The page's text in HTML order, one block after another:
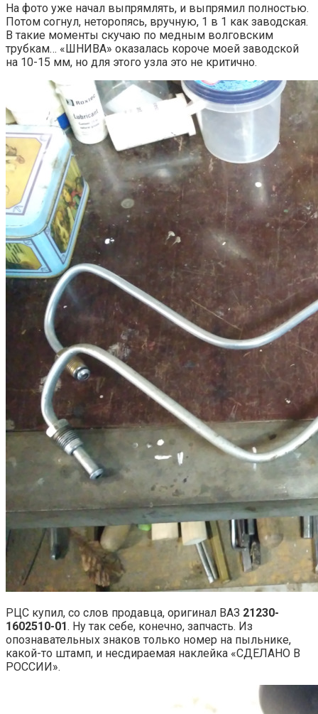
На фото уже начал выпрямлять, и выпрямил полностью.
Потом согнул, неторопясь, вручную, 1 в 1 как заводская.
В такие моменты скучаю по медным волговским
трубкам… «ШНИВА» оказалась короче моей заводской
на 10-15 мм, но для этого узла это не критично.
РЦС купил, со слов продавца, оригинал ВАЗ 21230-
1602510-01. Ну так себе, конечно, запчасть. Из
опознавательных знаков только номер на пыльнике,
какой-то штамп, и несдираемая наклейка «СДЕЛАНО В
РОССИИ».